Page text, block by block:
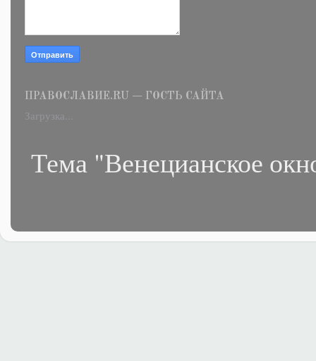
ПРАВОСЛАВИЕ.RU — ГОСТЬ САЙТА
Загрузка...
Тема "Венецианское